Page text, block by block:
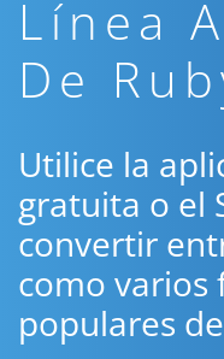
Línea
De
Utilice la
gratuita o el
convertir
como varios
populares